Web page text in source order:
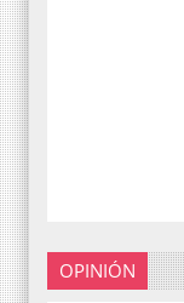
OPINIÓN